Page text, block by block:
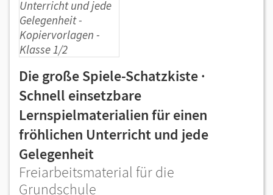
Die große Spiele-Schatzkiste ·
Schnell einsetzbare
Lernspielmaterialien für einen
fröhlichen Unterricht und jede
Gelegenheit
Freiarbeitsmaterial für die
Grundschule